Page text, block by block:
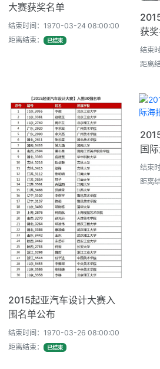
大赛获奖名单
结束时间：1970-03-24 08:00:00
距离结束：
已结束
获
结束
距离
2015起亚汽车设计大赛入
围名单公布
结束时间：1970-03-26 08:00:00
距离结束：
已结束
国
单
结束
距离